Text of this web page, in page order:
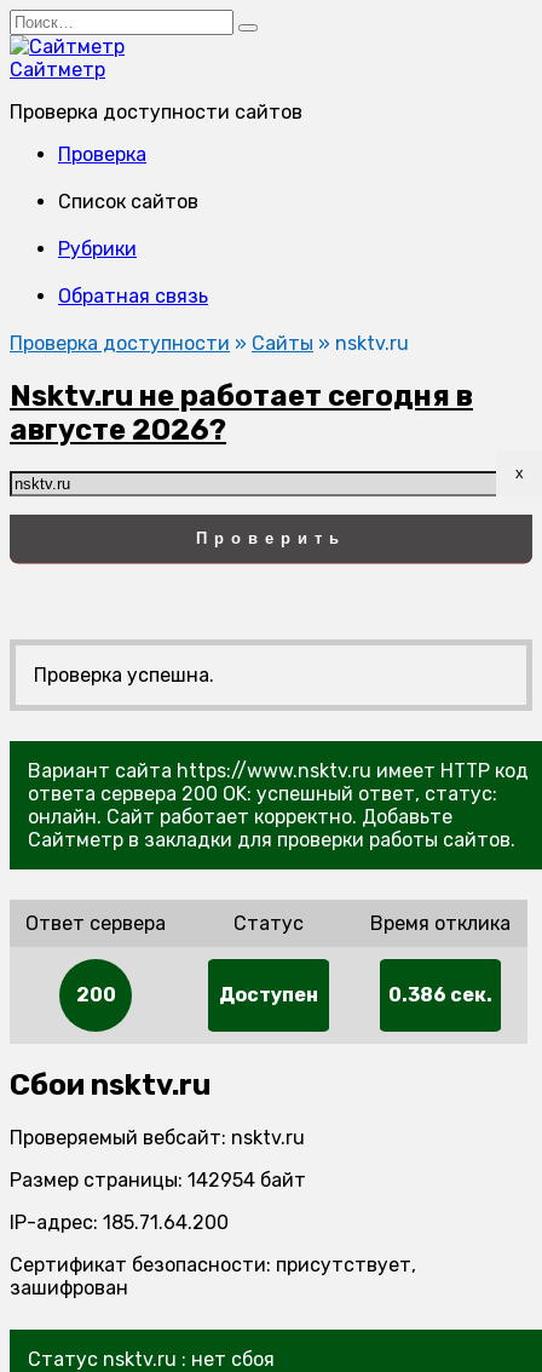
Перейти
к
содержанию
Search
for:
Сайтметр
Проверка доступности сайтов
Проверка
Список сайтов
Рубрики
Обратная связь
Проверка доступности » Сайты » nsktv.ru
Nsktv.ru не работает сегодня в
августе 2026?
x
Проверить
Проверка успешна.
Вариант сайта https://www.nsktv.ru имеет HTTP код
ответа сервера 200 OK: успешный ответ, статус:
онлайн. Сайт работает корректно. Добавьте
Сайтметр в закладки для проверки работы сайтов.
Ответ сервера
200
Статус
Доступен
Время отклика
0.386 сек.
Сбои nsktv.ru
Проверяемый вебсайт: nsktv.ru
Размер страницы: 142954 байт
IP-адрес: 185.71.64.200
Сертификат безопасности: присутствует,
зашифрован
Статус nsktv.ru : нет сбоя